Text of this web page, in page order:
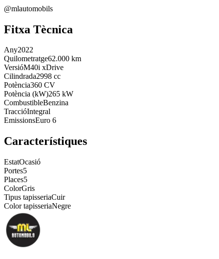
@mlautomobils
Fitxa Tècnica
Any2022
Quilometratge62.000 km
VersióM40i xDrive
Cilindrada2998 cc
Potència360 CV
Potència (kW)265 kW
CombustibleBenzina
TraccióIntegral
EmissionsEuro 6
Característiques
EstatOcasió
Portes5
Places5
ColorGris
Tipus tapisseriaCuir
Color tapisseriaNegre